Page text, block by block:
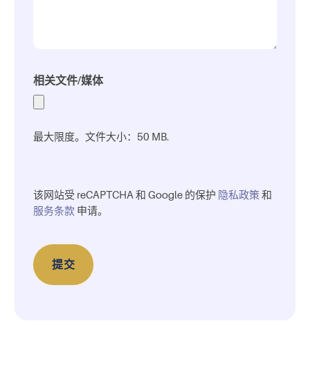
相关文件/媒体
最大限度。文件大小：50 MB.
码
该网站受 reCAPTCHA 和 Google 的保护 隐私政策 和
服务条款 申请。